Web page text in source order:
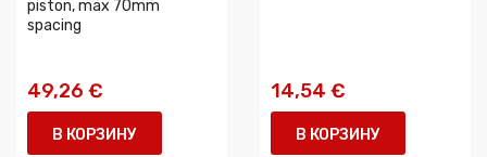
piston, max 70mm
spacing
49,26 €
В КОРЗИНУ
14,54 €
В КОРЗИНУ